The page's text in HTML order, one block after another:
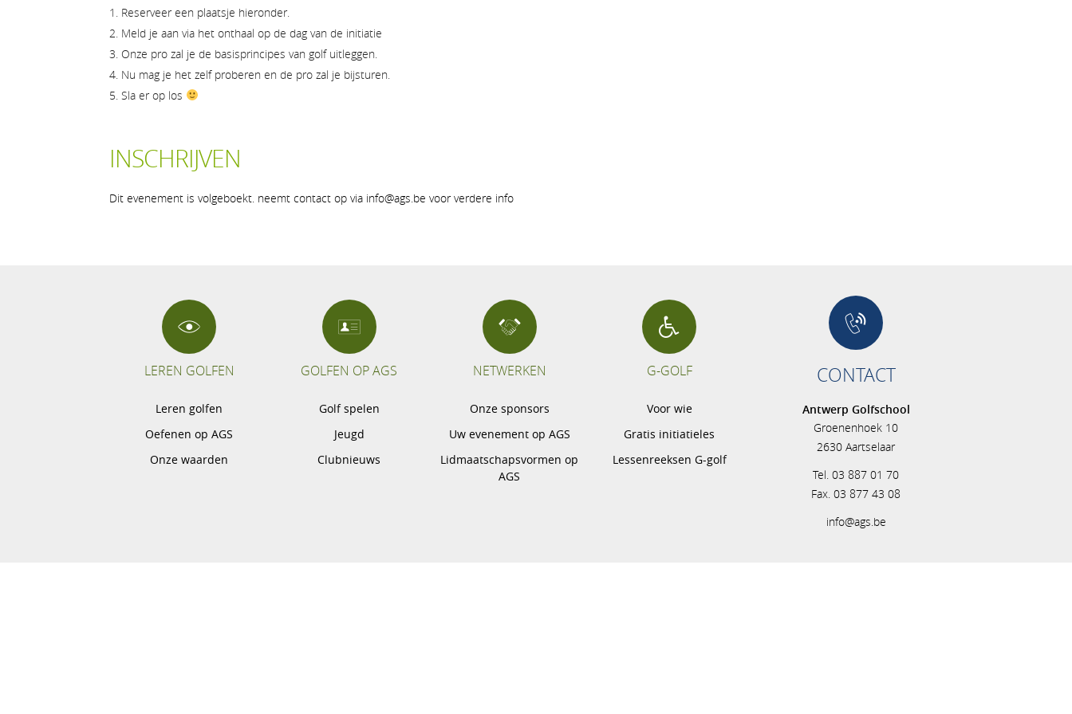
Reserveer een plaatsje hieronder.
Meld je aan via het onthaal op de dag van de initiatie
Onze pro zal je de basisprincipes van golf uitleggen.
Nu mag je het zelf proberen en de pro zal je bijsturen.
Sla er op los
INSCHRIJVEN
Dit evenement is volgeboekt. neemt contact op via info@ags.be voor verdere info
LEREN GOLFEN
Leren golfen
Oefenen op AGS
Onze waarden
GOLFEN OP AGS
Golf spelen
Jeugd
Clubnieuws
NETWERKEN
Onze sponsors
Uw evenement op AGS
Lidmaatschapsvormen op
AGS
G-GOLF
Voor wie
Gratis initiatieles
Lessenreeksen G-golf
CONTACT
Antwerp Golfschool
Groenenhoek 10
2630 Aartselaar
Tel. 03 887 01 70
Fax. 03 877 43 08
info@ags.be